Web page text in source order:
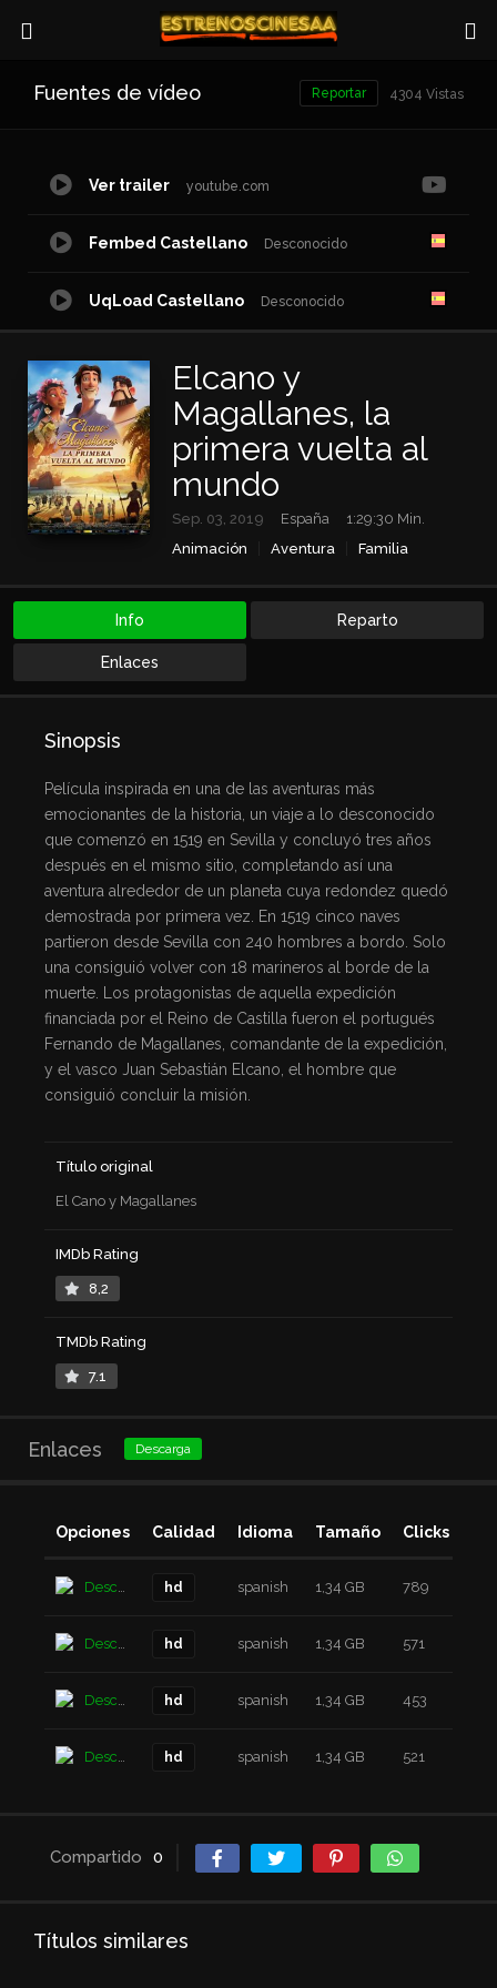
Fuentes de vídeo 4304 Vistas
Reportar
Ver trailer youtube.com
Fembed Castellano Desconocido
UqLoad Castellano Desconocido
UpStream Castellano
Elcano y
Magallanes, la
primera vuelta al
mundo
Sep. 03, 2019 España
1:29:30 Min.
Animación
Aventura
Familia
Info Reparto
Enlaces
Sinopsis
Película inspirada en una de las aventuras más
emocionantes de la historia, un viaje a lo desconocido
que comenzó en 1519 en Sevilla y concluyó tres años
después en el mismo sitio, completando así una
aventura alrededor de un planeta cuya redondez quedó
demostrada por primera vez. En 1519 cinco naves
partieron desde Sevilla con 240 hombres a bordo. Solo
una consiguió volver con 18 marineros al borde de la
muerte. Los protagonistas de aquella expedición
financiada por el Reino de Castilla fueron el portugués
Fernando de Magallanes, comandante de la expedición,
y el vasco Juan Sebastián Elcano, el hombre que
consiguió concluir la misión.
Título original
El Cano y Magallanes
IMDb Rating
8,2
TMDb Rating
7.1
Enlaces Descarga
Opciones Calidad Idioma Tamaño Clicks
Descarga hd spanish 1,34 GB 789
Descarga hd spanish 1,34 GB 571
Descarga hd spanish 1,34 GB 453
Descarga hd spanish 1,34 GB 521
Compartido 0
Títulos similares